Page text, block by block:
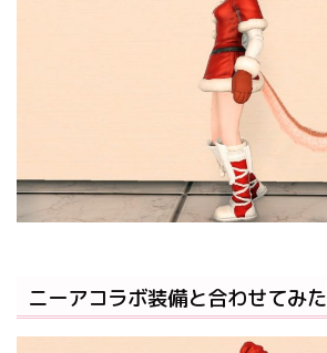
ニーアコラボ装備と合わせてみた